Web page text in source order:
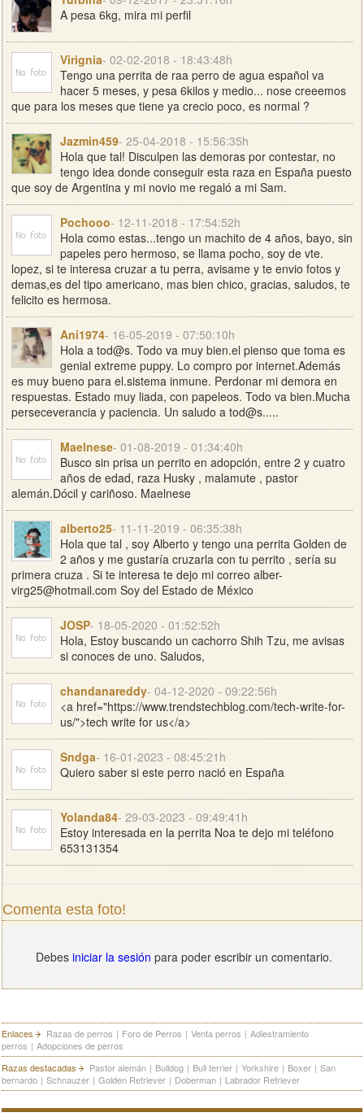
A pesa 6kg, mira mi perfil
Virignia- 02-02-2018 - 18:43:48h
Tengo una perrita de raa perro de agua español va
hacer 5 meses, y pesa 6kilos y medio... nose creeemos
que para los meses que tiene ya crecio poco, es normal ?
Jazmin459- 25-04-2018 - 15:56:35h
Hola que tal! Disculpen las demoras por contestar, no
tengo idea donde conseguir esta raza en España puesto
que soy de Argentina y mi novio me regaló a mi Sam.
Pochooo- 12-11-2018 - 17:54:52h
Hola como estas...tengo un machito de 4 años, bayo, sin
papeles pero hermoso, se llama pocho, soy de vte.
lopez, si te interesa cruzar a tu perra, avisame y te envio fotos y
demas,es del tipo americano, mas bien chico, gracias, saludos, te
felicito es hermosa.
Ani1974- 16-05-2019 - 07:50:10h
Hola a tod@s. Todo va muy bien.el pienso que toma es
genial extreme puppy. Lo compro por internet.Además
es muy bueno para el.sistema inmune. Perdonar mi demora en
respuestas. Estado muy liada, con papeleos. Todo va bien.Mucha
perseceverancia y paciencia. Un saludo a tod@s.....
Maelnese- 01-08-2019 - 01:34:40h
Busco sin prisa un perrito en adopción, entre 2 y cuatro
años de edad, raza Husky , malamute , pastor
alemán.Dócil y cariñoso. Maelnese
alberto25- 11-11-2019 - 06:35:38h
Hola que tal , soy Alberto y tengo una perrita Golden de
2 años y me gustaría cruzarla con tu perrito , sería su
primera cruza . Si te interesa te dejo mi correo alber-
virg25@hotmail.com Soy del Estado de México
JOSP- 18-05-2020 - 01:52:52h
Hola, Estoy buscando un cachorro Shih Tzu, me avisas
si conoces de uno. Saludos,
chandanareddy- 04-12-2020 - 09:22:56h
<a href="https://www.trendstechblog.com/tech-write-for-
us/">tech write for us</a>
Sndga- 16-01-2023 - 08:45:21h
Quiero saber si este perro nació en España
Yolanda84- 29-03-2023 - 09:49:41h
Estoy interesada en la perrita Noa te dejo mi teléfono
653131354
Comenta esta foto!
Debes iniciar la sesión para poder escribir un comentario.
Enlaces Razas de perros | Foro de Perros | Venta perros | Adiestramiento
perros | Adopciones de perros
Razas destacadas
Pastor alemán | Bulldog | Bull terrier | Yorkshire | Boxer | San
bernardo | Schnauzer | Golden Retriever | Doberman | Labrador Retriever